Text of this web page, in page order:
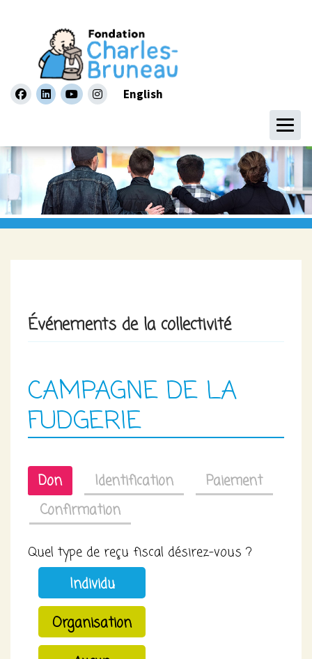
facebooklinkedinyoutubeinstagramEnglish
Événements de la collectivité
CAMPAGNE DE LA
FUDGERIE
Don Identification
Paiement
Confirmation
Quel type de reçu fiscal désirez-vous ?
Individu
Organisation